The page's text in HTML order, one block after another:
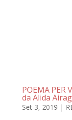
POEMA PER
da Alida
Set 3, 2019 |